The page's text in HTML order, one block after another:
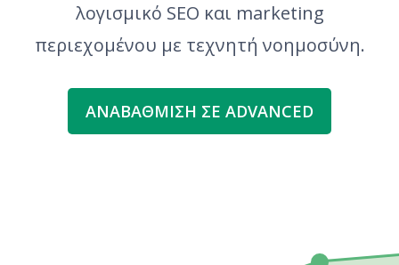
λογισμικό SEO και marketing
περιεχομένου με τεχνητή νοημοσύνη.
ΑΝΑΒΆΘΜΙΣΗ ΣΕ ADVANCED